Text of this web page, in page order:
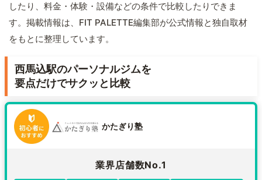
したり、料金・体験・設備などの条件で比較したりできま
す。掲載情報は、FIT PALETTE編集部が公式情報と独自取材
をもとに整理しています。
西馬込駅のパーソナルジムを
要点だけでサクッと比較
かたぎり塾
業界店舗数No.1